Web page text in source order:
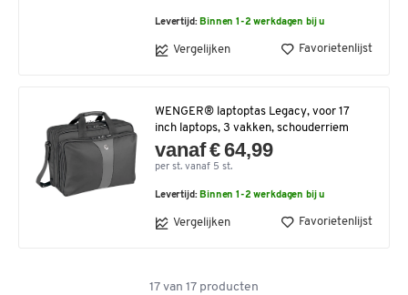
Levertijd: Binnen 1-2 werkdagen bij u
Vergelijken Favorietenlijst
WENGER® laptoptas Legacy, voor 17
inch laptops, 3 vakken, schouderriem
vanaf € 64,99
per st. vanaf 5 st.
Levertijd: Binnen 1-2 werkdagen bij u
Vergelijken Favorietenlijst
17 van 17 producten